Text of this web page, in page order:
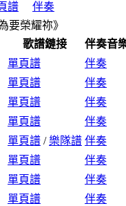
譜
伴奏
要榮耀祢》
歌譜鏈接
伴奏音
單頁譜
伴奏
單頁譜
伴奏
單頁譜
伴奏
單頁譜
伴奏
單頁譜 /樂隊譜 伴奏
單頁譜
伴奏
單頁譜
伴奏
單頁譜
伴奏